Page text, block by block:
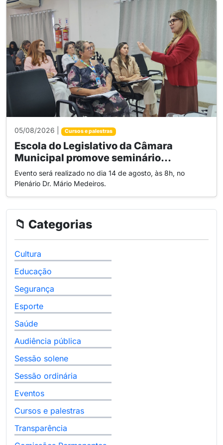
05/08/2026 | Cursos e palestras
Escola do Legislativo da Câmara
Municipal promove seminário...
Evento será realizado no dia 14 de agosto, às 8h, no
Plenário Dr. Mário Medeiros.
📁 Categorias
Cultura
Educação
Segurança
Esporte
Saúde
Audiência pública
Sessão solene
Sessão ordinária
Eventos
Cursos e palestras
Transparência